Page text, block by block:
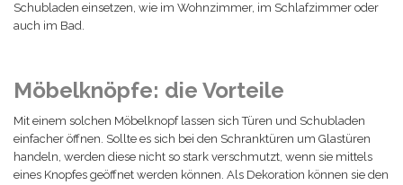
Schubladen einsetzen, wie im Wohnzimmer, im Schlafzimmer oder
auch im Bad.
Möbelknöpfe: die Vorteile
Mit einem solchen Möbelknopf lassen sich Türen und Schubladen
einfacher öffnen. Sollte es sich bei den Schranktüren um Glastüren
handeln, werden diese nicht so stark verschmutzt, wenn sie mittels
eines Knopfes geöffnet werden können. Als Dekoration können sie den